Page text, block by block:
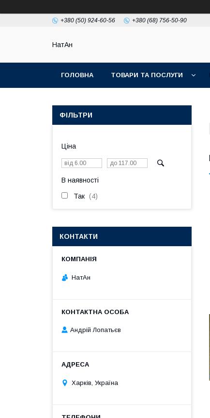
+380 (50) 924-60-56 +380 (68) 756-50-90
НатАн
ГОЛОВНА ТОВАРИ ТА ПОСЛУГИ
ФІЛЬТРИ
Ціна
В наявності
Так 4
КОНТАКТИ
НатАн
Андрій Лопатьєв
Харків, Україна